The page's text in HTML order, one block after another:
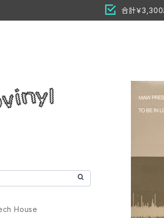
合計￥3,300
House